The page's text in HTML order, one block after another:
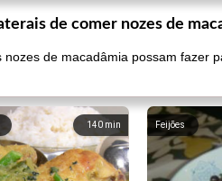
de comer nozes de
nozes de macadâmia possam fazer
140 min Feijões